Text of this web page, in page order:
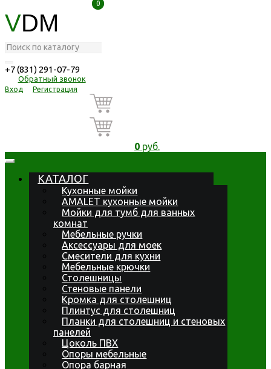
VDM
+7 (831) 291-07-79
Обратный звонок
Вход Регистрация
0
0
0руб.
КАТАЛОГ
Кухонные мойки
AMALET кухонные мойки
Мойки для тумб для ванных
комнат
Мебельные ручки
Аксессуары для моек
Смесители для кухни
Мебельные крючки
Столешницы
Стеновые панели
Кромка для столешниц
Плинтус для столешниц
Планки для столешниц и стеновых
панелей
Цоколь ПВХ
Опоры мебельные
Опора барная